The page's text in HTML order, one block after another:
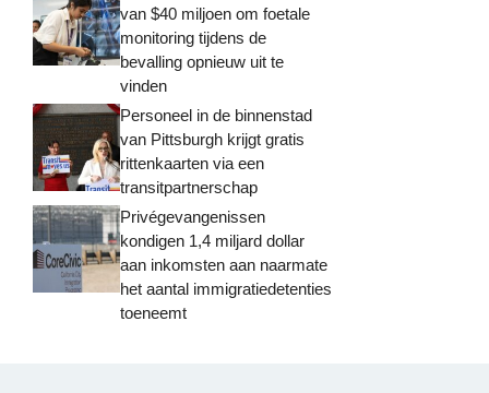
van $40 miljoen om foetale
monitoring tijdens de
bevalling opnieuw uit te
vinden
Personeel in de binnenstad
van Pittsburgh krijgt gratis
rittenkaarten via een
transitpartnerschap
Privégevangenissen
kondigen 1,4 miljard dollar
aan inkomsten aan naarmate
het aantal immigratiedetenties
toeneemt